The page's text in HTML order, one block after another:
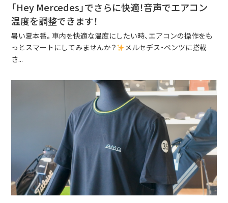
「Hey Mercedes」でさらに快適！音声でエアコン
温度を調整できます！
暑い夏本番。車内を快適な温度にしたい時、エアコンの操作をも
っとスマートにしてみませんか？
メルセデス・ベンツに搭載
さ...